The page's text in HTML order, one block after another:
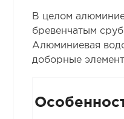
В целом
бревенчатым
Алюминиевая
доборные